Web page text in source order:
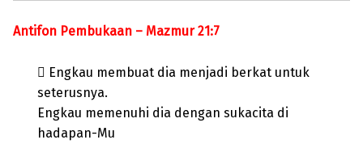
Antifon Pembukaan – Mazmur 21:7
 Engkau membuat dia menjadi berkat untuk
seterusnya.
Engkau memenuhi dia dengan sukacita di
hadapan-Mu